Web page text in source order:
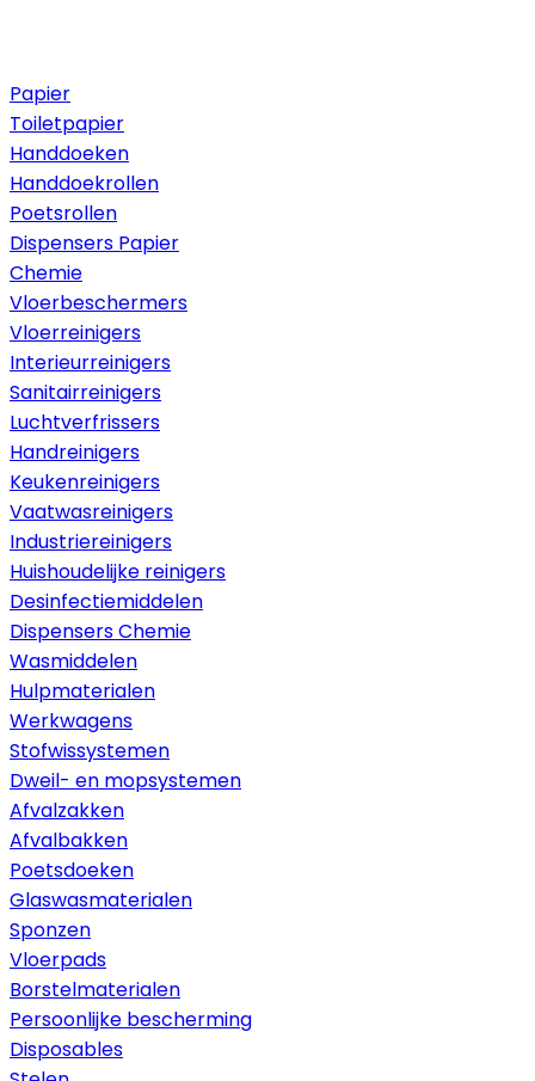
Papier
Toiletpapier
Handdoeken
Handdoekrollen
Poetsrollen
Dispensers Papier
Chemie
Vloerbeschermers
Vloerreinigers
Interieurreinigers
Sanitairreinigers
Luchtverfrissers
Handreinigers
Keukenreinigers
Vaatwasreinigers
Industriereinigers
Huishoudelijke reinigers
Desinfectiemiddelen
Dispensers Chemie
Wasmiddelen
Hulpmaterialen
Werkwagens
Stofwissystemen
Dweil- en mopsystemen
Afvalzakken
Afvalbakken
Poetsdoeken
Glaswasmaterialen
Sponzen
Vloerpads
Borstelmaterialen
Persoonlijke bescherming
Disposables